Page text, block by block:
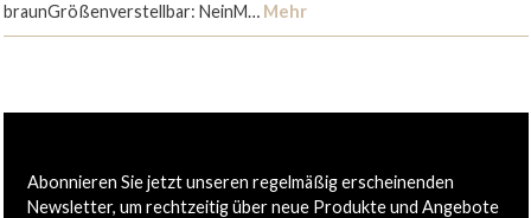
braunGrößenverstellbar: NeinM… Mehr
Abonnieren Sie jetzt unseren regelmäßig erscheinenden
Newsletter, um rechtzeitig über neue Produkte und Angebote